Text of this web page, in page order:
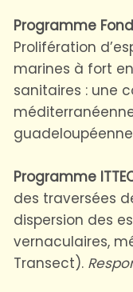
Programme
Prolifération
marines à fort
sanitaires : une
Programme
des traversées
dispersion des
vernaculaires,
Transect).